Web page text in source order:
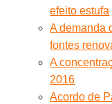
efeito estufa
A demanda
fontes
A
2016
Acordo de